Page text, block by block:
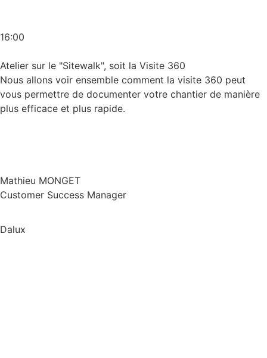
16:00
Atelier sur le "Sitewalk", soit la Visite 360
Nous allons voir ensemble comment la visite 360 peut
vous permettre de documenter votre chantier de manière
plus efficace et plus rapide.
Mathieu MONGET
Customer Success Manager
Dalux